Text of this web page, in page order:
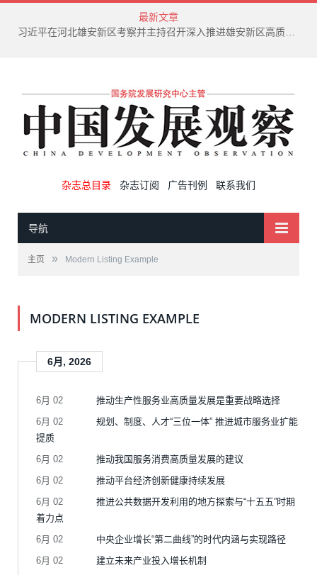
最新文章
习近平在河北雄安新区考察并主持召开深入推进雄安新区高质量建设和发展座谈会
杂志总目录 杂志订阅 广告刊例 联系我们
导航
主页 » Modern Listing Example
MODERN LISTING EXAMPLE
6月, 2026
6月 02
推动生产性服务业高质量发展是重要战略选择
6月 02
规划、制度、人才“三位一体” 推进城市服务业扩能
提质
6月 02
推动我国服务消费高质量发展的建议
6月 02
推动平台经济创新健康持续发展
6月 02
推进公共数据开发利用的地方探索与“十五五”时期
着力点
6月 02
中央企业增长“第二曲线”的时代内涵与实现路径
6月 02
建立未来产业投入增长机制